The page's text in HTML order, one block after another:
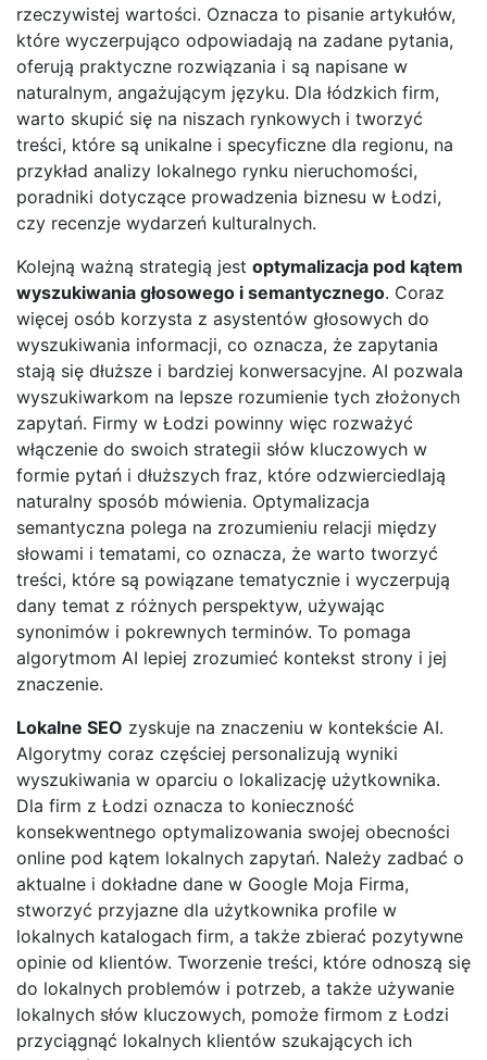
rzeczywistej wartości. Oznacza to pisanie artykułów,
które wyczerpująco odpowiadają na zadane pytania,
oferują praktyczne rozwiązania i są napisane w
naturalnym, angażującym języku. Dla łódzkich firm,
warto skupić się na niszach rynkowych i tworzyć
treści, które są unikalne i specyficzne dla regionu, na
przykład analizy lokalnego rynku nieruchomości,
poradniki dotyczące prowadzenia biznesu w Łodzi,
czy recenzje wydarzeń kulturalnych.
Kolejną ważną strategią jest optymalizacja pod kątem
wyszukiwania głosowego i semantycznego. Coraz
więcej osób korzysta z asystentów głosowych do
wyszukiwania informacji, co oznacza, że zapytania
stają się dłuższe i bardziej konwersacyjne. AI pozwala
wyszukiwarkom na lepsze rozumienie tych złożonych
zapytań. Firmy w Łodzi powinny więc rozważyć
włączenie do swoich strategii słów kluczowych w
formie pytań i dłuższych fraz, które odzwierciedlają
naturalny sposób mówienia. Optymalizacja
semantyczna polega na zrozumieniu relacji między
słowami i tematami, co oznacza, że warto tworzyć
treści, które są powiązane tematycznie i wyczerpują
dany temat z różnych perspektyw, używając
synonimów i pokrewnych terminów. To pomaga
algorytmom AI lepiej zrozumieć kontekst strony i jej
znaczenie.
Lokalne SEO zyskuje na znaczeniu w kontekście AI.
Algorytmy coraz częściej personalizują wyniki
wyszukiwania w oparciu o lokalizację użytkownika.
Dla firm z Łodzi oznacza to konieczność
konsekwentnego optymalizowania swojej obecności
online pod kątem lokalnych zapytań. Należy zadbać o
aktualne i dokładne dane w Google Moja Firma,
stworzyć przyjazne dla użytkownika profile w
lokalnych katalogach firm, a także zbierać pozytywne
opinie od klientów. Tworzenie treści, które odnoszą się
do lokalnych problemów i potrzeb, a także używanie
lokalnych słów kluczowych, pomoże firmom z Łodzi
przyciągnąć lokalnych klientów szukających ich